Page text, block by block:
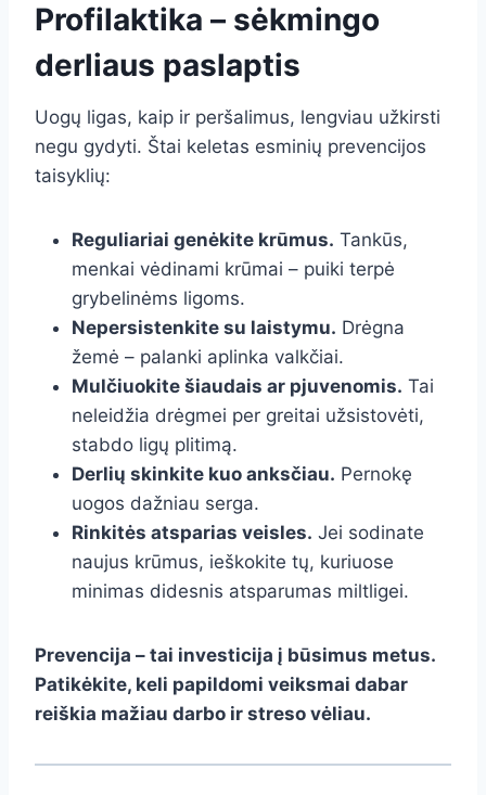
Profilaktika – sėkmingo
derliaus paslaptis
Uogų ligas, kaip ir peršalimus, lengviau užkirsti
negu gydyti. Štai keletas esminių prevencijos
taisyklių:
Reguliariai genėkite krūmus. Tankūs,
menkai vėdinami krūmai – puiki terpė
grybelinėms ligoms.
Nepersistenkite su laistymu. Drėgna
žemė – palanki aplinka valkčiai.
Mulčiuokite šiaudais ar pjuvenomis. Tai
neleidžia drėgmei per greitai užsistovėti,
stabdo ligų plitimą.
Derlių skinkite kuo anksčiau. Pernokę
uogos dažniau serga.
Rinkitės atsparias veisles. Jei sodinate
naujus krūmus, ieškokite tų, kuriuose
minimas didesnis atsparumas miltligei.
Prevencija – tai investicija į būsimus metus.
Patikėkite, keli papildomi veiksmai dabar
reiškia mažiau darbo ir streso vėliau.